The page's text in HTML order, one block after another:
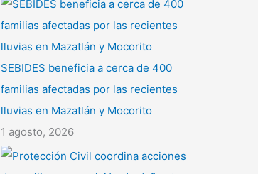
SEBIDES beneficia a cerca de 400
familias afectadas por las recientes
lluvias en Mazatlán y Mocorito
1 agosto, 2026